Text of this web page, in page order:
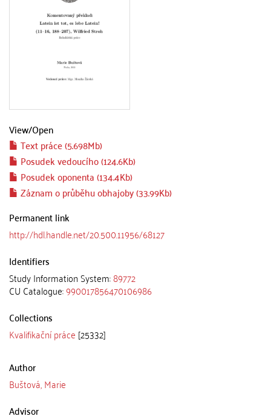
View/Open
Text práce (5.698Mb)
Posudek vedoucího (124.6Kb)
Posudek oponenta (134.4Kb)
Záznam o průběhu obhajoby (33.99Kb)
Permanent link
http://hdl.handle.net/20.500.11956/68127
Identifiers
Study Information System:89772
CU Catalogue:990017856470106986
Collections
Kvalifikační práce [25332]
Author
Buštová, Marie
Advisor